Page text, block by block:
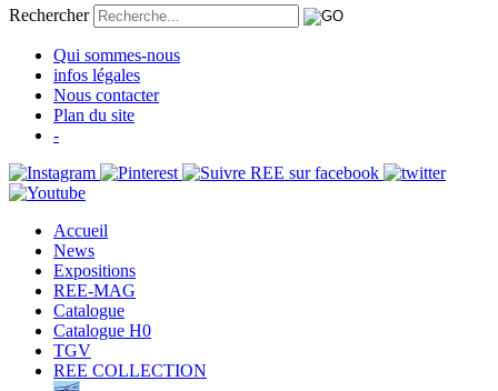
Rechercher
Qui sommes-nous
infos légales
Nous contacter
Plan du site
-
Accueil
News
Expositions
REE-MAG
Catalogue
Catalogue H0
TGV
REE COLLECTION